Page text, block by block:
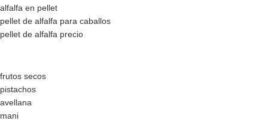
alfalfa en pellet
pellet de alfalfa para caballos
pellet de alfalfa precio
frutos secos
pistachos
avellana
mani